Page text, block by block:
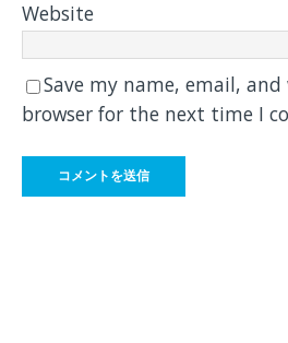
Website
Save my name, email,
browser for the next time I